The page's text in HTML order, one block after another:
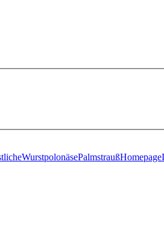
WurstpolonäsePalmstraußHomepage